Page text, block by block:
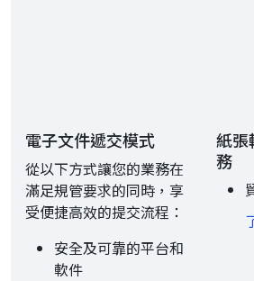
電子文件遞交模式
從以下方式讓您的業務在
滿足規管要求的同時，享
受便捷高效的提交流程：
安全及可靠的平台和
軟件
紙張
務